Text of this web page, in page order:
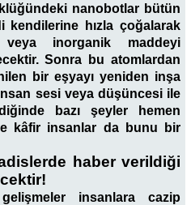
nanobotlar bütün
kendilerine hızla çoğalarak
inorganik maddeyi
Sonra bu atomlardan
bir eşyayı yeniden inşa
sesi veya düşüncesi ile
bazı şeyler hemen
kâfir insanlar da bunu bir
haber verildiği
insanlara cazip